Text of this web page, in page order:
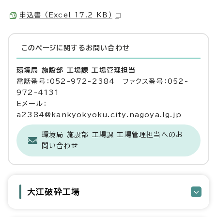
申込書 （Excel 17.2 KB）
このページに関する お問い合わせ
環境局 施設部 工場課 工場管理担当
電話番号：052-972-2384 ファクス番号：052-
972-4131
Eメール：
a2384@kankyokyoku.city.nagoya.lg.jp
環境局 施設部 工場課 工場管理担当へのお
問い合わせ
大江破砕工場